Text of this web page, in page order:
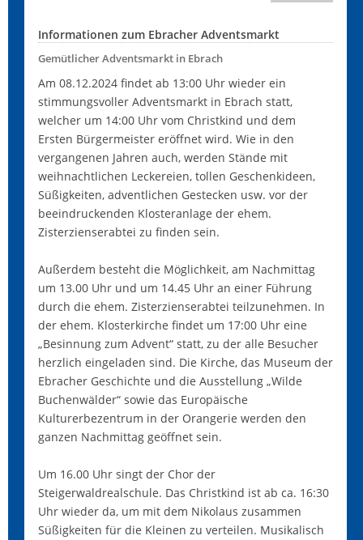
Informationen zum Ebracher Adventsmarkt
Gemütlicher Adventsmarkt in Ebrach
Am 08.12.2024 findet ab 13:00 Uhr wieder ein
stimmungsvoller Adventsmarkt in Ebrach statt,
welcher um 14:00 Uhr vom Christkind und dem
Ersten Bürgermeister eröffnet wird. Wie in den
vergangenen Jahren auch, werden Stände mit
weihnachtlichen Leckereien, tollen Geschenkideen,
Süßigkeiten, adventlichen Gestecken usw. vor der
beeindruckenden Klosteranlage der ehem.
Zisterzienserabtei zu finden sein.
Außerdem besteht die Möglichkeit, am Nachmittag
um 13.00 Uhr und um 14.45 Uhr an einer Führung
durch die ehem. Zisterzienserabtei teilzunehmen. In
der ehem. Klosterkirche findet um 17:00 Uhr eine
„Besinnung zum Advent“ statt, zu der alle Besucher
herzlich eingeladen sind. Die Kirche, das Museum der
Ebracher Geschichte und die Ausstellung „Wilde
Buchenwälder“ sowie das Europäische
Kulturerbezentrum in der Orangerie werden den
ganzen Nachmittag geöffnet sein.
Um 16.00 Uhr singt der Chor der
Steigerwaldrealschule. Das Christkind ist ab ca. 16:30
Uhr wieder da, um mit dem Nikolaus zusammen
Süßigkeiten für die Kleinen zu verteilen. Musikalisch